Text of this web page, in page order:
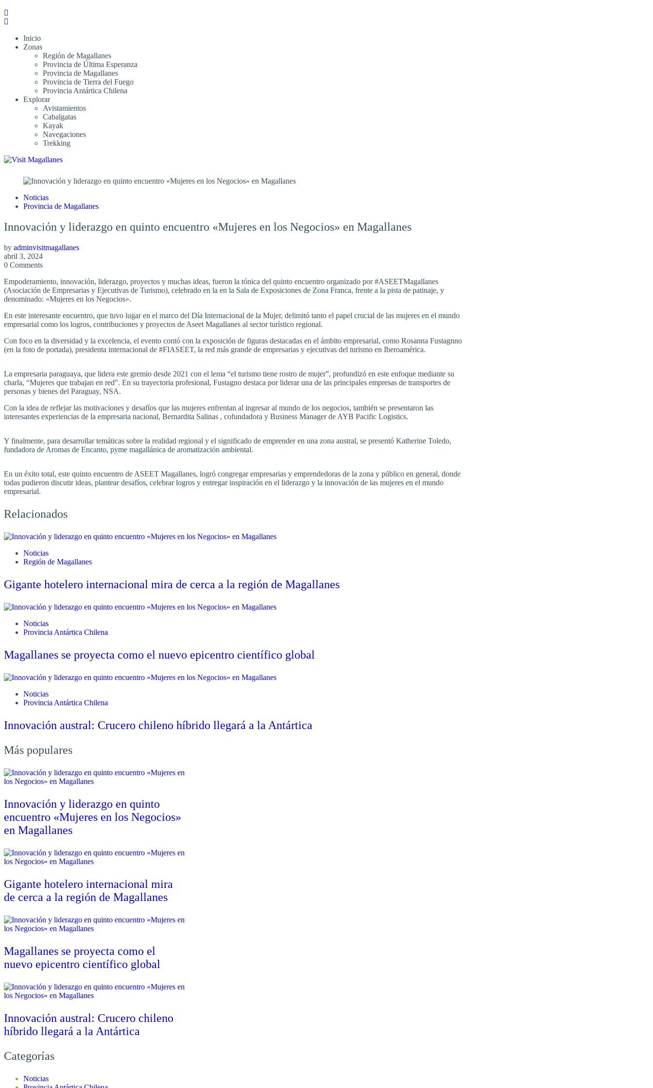
Inicio
Zonas
Región de Magallanes
Provincia de Última Esperanza
Provincia de Magallanes
Provincia de Tierra del Fuego
Provincia Antártica Chilena
Explorar
Avistamientos
Cabalgatas
Kayak
Navegaciones
Trekking
Noticias
Provincia de Magallanes
Innovación y liderazgo en quinto encuentro «Mujeres en los Negocios» en Magallanes
by adminvisitmagallanes
abril 3, 2024
0 Comments
Empoderamiento, innovación, liderazgo, proyectos y muchas ideas, fueron la tónica del quinto encuentro organizado por #ASEETMagallanes
(Asociación de Empresarias y Ejecutivas de Turismo), celebrado en la en la Sala de Exposiciones de Zona Franca, frente a la pista de patinaje, y
denominado: «Mujeres en los Negocios».
En este interesante encuentro, que tuvo lugar en el marco del Día Internacional de la Mujer, delimitó tanto el papel crucial de las mujeres en el mundo
empresarial como los logros, contribuciones y proyectos de Aseet Magallanes al sector turístico regional.
Con foco en la diversidad y la excelencia, el evento contó con la exposición de figuras destacadas en el ámbito empresarial, como Rosanna Fustagnno
(en la foto de portada), presidenta internacional de #FIASEET, la red más grande de empresarias y ejecutivas del turismo en Iberoamérica.
La empresaria paraguaya, que lidera este gremio desde 2021 con el lema “el turismo tiene rostro de mujer”, profundizó en este enfoque mediante su
charla, “Mujeres que trabajan en red”. En su trayectoria profesional, Fustagno destaca por liderar una de las principales empresas de transportes de
personas y bienes del Paraguay, NSA.
Con la idea de reflejar las motivaciones y desafíos que las mujeres enfrentan al ingresar al mundo de los negocios, también se presentaron las
interesantes experiencias de la empresaria nacional, Bernardita Salinas , cofundadora y Business Manager de AYB Pacific Logistics.
Y finalmente, para desarrollar temáticas sobre la realidad regional y el significado de emprender en una zona austral, se presentó Katherine Toledo,
fundadora de Aromas de Encanto, pyme magallánica de aromatización ambiental.
En un éxito total, este quinto encuentro de ASEET Magallanes, logró congregar empresarias y emprendedoras de la zona y público en general, donde
todas pudieron discutir ideas, plantear desafíos, celebrar logros y entregar inspiración en el liderazgo y la innovación de las mujeres en el mundo
empresarial.
Relacionados
Noticias
Región de Magallanes
Gigante hotelero internacional mira de cerca a la región de Magallanes
Noticias
Provincia Antártica Chilena
Magallanes se proyecta como el nuevo epicentro científico global
Noticias
Provincia Antártica Chilena
Innovación austral: Crucero chileno híbrido llegará a la Antártica
Más populares
Innovación y liderazgo en quinto
encuentro «Mujeres en los Negocios»
en Magallanes
Gigante hotelero internacional mira
de cerca a la región de Magallanes
Magallanes se proyecta como el
nuevo epicentro científico global
Innovación austral: Crucero chileno
híbrido llegará a la Antártica
Categorías
Noticias